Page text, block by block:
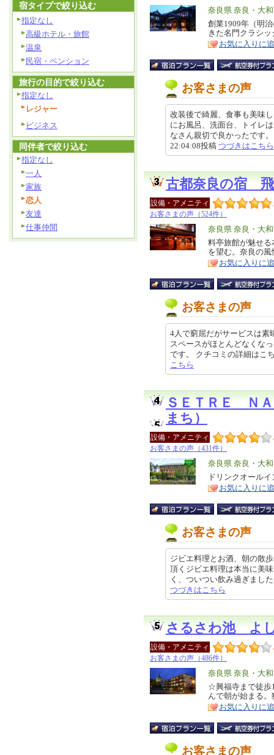
エ
リ
ア
奈良県 奈良・大
特
徴
創業1909年（明
きた名門クラシッ
お気に入りに
お客さまの声
改装後で綺麗、食事も美味
にお風呂、洗面台、トイレ
なさん親切で良かったです
22:04:08投稿 つづきはこちら
古都奈良の宿
設備・アメニティ
お客さまの声（524件）
エ
リ
ア
奈良県 奈良・大
特
徴
料亭旅館が魅せ
を望む。奈良の
お気に入りに
お客さまの声
4人で窮屈だがサービスは素
スペースがほとんどなくな
です。 クチコミの詳細は
こちら
ＳＥＴＲＥ Ｎ
まち）
設備・アメニティ
お客さまの声（431件）
エ
リ
ア
奈良県 奈良・大
特
徴
ドリンクオール
お気に入りに
お客さまの声
ジビエ料理とお酒、朝の散
頂くジビエ料理は本当に美
く、ついつい飲み過ぎまし
つづきはこちら
さるさわ池 よ
設備・アメニティ
お客さまの声（486件）
エ
リ
ア
奈良県 奈良・大
特
徴
☆興福寺まで徒歩
んで朝が始まる
お気に入りに
お客さまの声
宿タイプで絞り込む
指定なし
高級ホテル・旅館
温泉
民宿・ペンション
旅行の目的で絞り込む
指定なし
レジャー
ビジネス
同伴者で絞り込む
指定なし
一人
家族
恋人
友達
仕事仲間